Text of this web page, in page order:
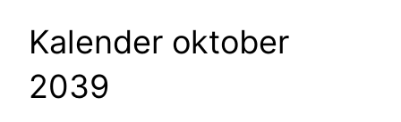
Kalender oktober
2039